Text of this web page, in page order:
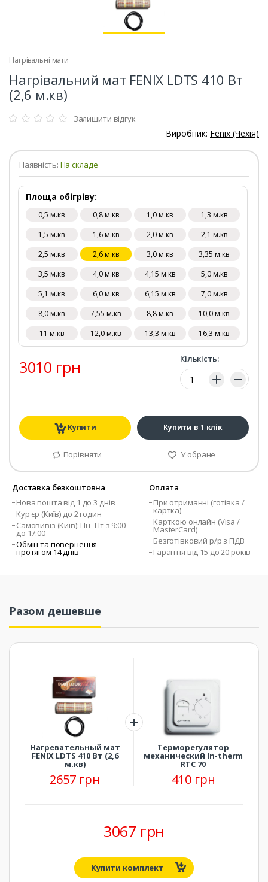
Нагрівальні мати
Нагрівальний мат FENIX LDTS 410 Вт
(2,6 м.кв)
Залишити відгук
Виробник: Fenix (Чехія)
Наявність: На складе
Площа обігріву:
0,5 м.кв 0,8 м.кв 1,0 м.кв
1,3 м.кв
1,5 м.кв
1,6 м.кв 2,0 м.кв
2,1 м.кв
2,5 м.кв
2,6 м.кв 3,0 м.кв
3,35 м.кв
3,5 м.кв
4,0 м.кв 4,15 м.кв
5,0 м.кв
5,1 м.кв
6,0 м.кв 6,15 м.кв
7,0 м.кв
8,0 м.кв
7,55 м.кв 8,8 м.кв
10,0 м.кв
11 м.кв
12,0 м.кв 13,3 м.кв 16,3 м.кв
3010 грн Кількість:
Кількість:
Купити Купити в 1 клік
Порівняти У обране
Доставка безкоштовна
Нова пошта від 1 до 3 днів
Кур'єр (Київ) до 2 годин
Самовивіз (Київ): Пн–Пт з 9:00
до 17:00
Обмін та повернення
протягом 14 днів
Оплата
При отриманні (готівка /
картка)
Карткою онлайн (Visa /
MasterCard)
Безготівковий р/р з ПДВ
Гарантія від 15 до 20 років
Разом дешевше
Нагревательный мат
FENIX LDTS 410 Вт (2,6
м.кв)
2657 грн
Терморегулятор
механический In-therm
RTC 70
410 грн
3067 грн
Купити комплект